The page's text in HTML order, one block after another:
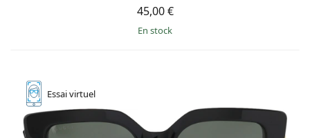
45,00 €
en stock
Essaivirtuel